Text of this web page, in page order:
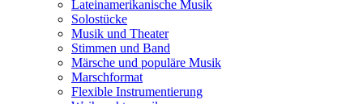
Lateinamerikanische Musik
Solostücke
Musik und Theater
Stimmen und Band
Märsche und populäre Musik
Marschformat
Flexible Instrumentierung